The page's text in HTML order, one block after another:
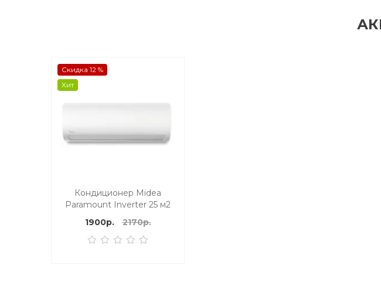
Скидка 12 %
Хит
Кондиционер Midea
Paramount Inverter 25 м2
1900р.
2170р.